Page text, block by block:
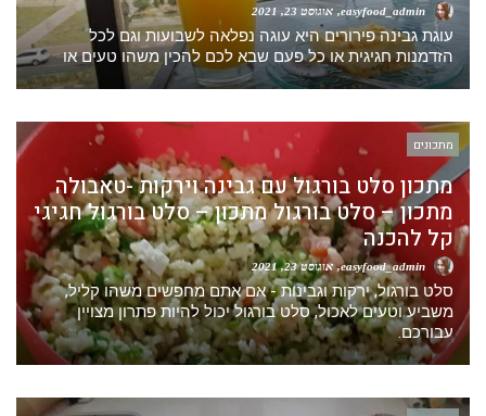
אוגוסט 23, 2021
עוגת גבינה פירורים היא עוגה נפלאה לשבועות וגם לכל
הזדמנות חגיגית או כל פעם שבא לכם להכין משהו טעים או
מתכונים
מתכון סלט בורגול עם גבינה וירקות -טאבולה
מתכון – סלט בורגול מתכון – סלט בורגול חגיגי
קל להכנה
אוגוסט 23, 2021
סלט בורגול, ירקות וגבינות - אם אתם מחפשים משהו קליל,
משביע וטעים לאכול, סלט בורגול יכול להיות פתרון מצויין
עבורכם.